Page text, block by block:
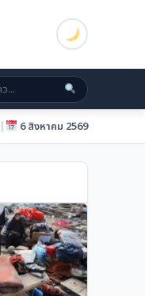
| 6 สิงหาคม 2569